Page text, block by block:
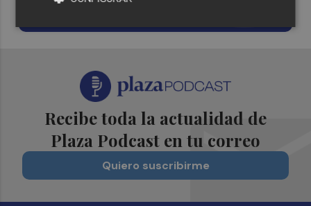
Recibe toda la actualidad de
Plaza Podcast en tu correo
Quiero suscribirme